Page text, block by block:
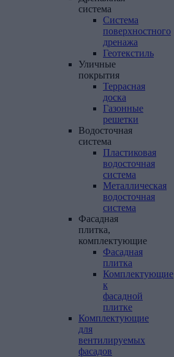
система
Система
поверхностного
дренажа
Геотекстиль
Уличные
покрытия
Террасная
доска
Газонные
решетки
Водосточная
система
Пластиковая
водосточная
система
Металлическая
водосточная
система
Фасадная
плитка,
комплектующие
Фасадная
плитка
Комплектующие
к
фасадной
плитке
Комплектующие
для
вентилируемых
фасадов